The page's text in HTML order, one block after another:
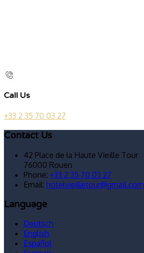
Call Us
+33 2 35 70 03 27
Contact Us
42 Place de la Haute Vieille Tour
76000 Rouen
Phone: +33 2 35 70 03 27
Email: hotelvieilletour@gmail.com
Language
Deutsch
English
Español